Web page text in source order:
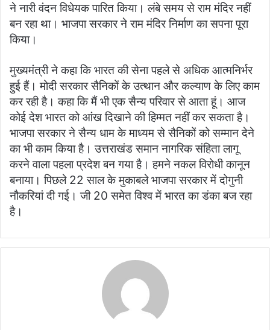
ने नारी वंदन विधेयक पारित किया। लंबे समय से राम मंदिर नहीं
बन रहा था। भाजपा सरकार ने राम मंदिर निर्माण का सपना पूरा
किया।
मुख्यमंत्री ने कहा कि भारत की सेना पहले से अधिक आत्मनिर्भर
हुई हैं। मोदी सरकार सैनिकों के उत्थान और कल्याण के लिए काम
कर रही है। कहा कि मैं भी एक सैन्य परिवार से आता हूं। आज
कोई देश भारत को आंख दिखाने की हिम्मत नहीं कर सकता है।
भाजपा सरकार ने सैन्य धाम के माध्यम से सैनिकों को सम्मान देने
का भी काम किया है। उत्तराखंड समान नागरिक संहिता लागू
करने वाला पहला प्रदेश बन गया है। हमने नकल विरोधी कानून
बनाया। पिछले 22 साल के मुकाबले भाजपा सरकार में दोगुनी
नौकरियां दी गई। जी 20 समेत विश्व में भारत का डंका बज रहा
है।